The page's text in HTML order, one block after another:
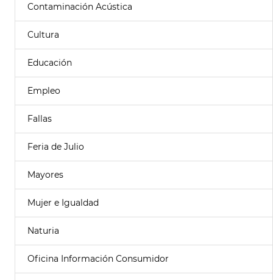
Contaminación Acústica
Cultura
Educación
Empleo
Fallas
Feria de Julio
Mayores
Mujer e Igualdad
Naturia
Oficina Información Consumidor